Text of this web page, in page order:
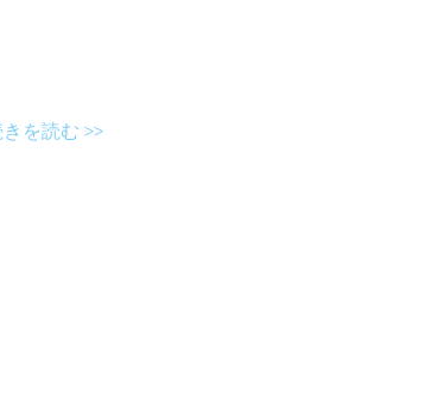
を読む >>